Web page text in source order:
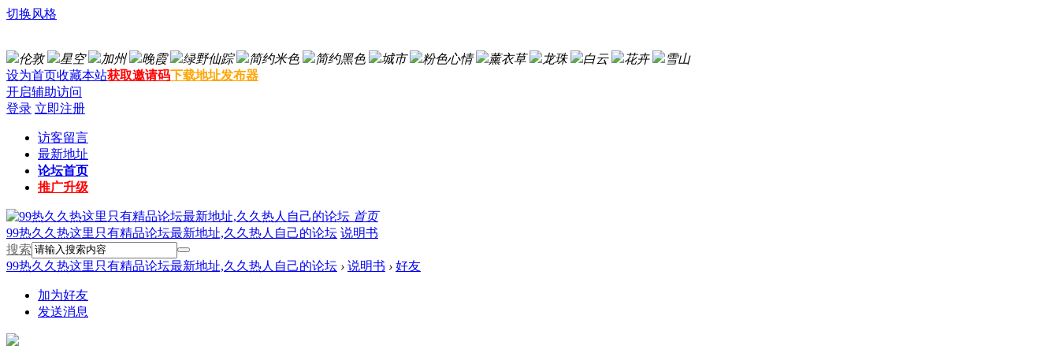
切换风格
伦敦 星空 加州 晚霞 绿野仙踪 简约米色 简约黑色 城市 粉色心情 薰衣草 龙珠 白云 花卉
雪山
设为首页收藏本站获取邀请码下载地址发布器
开启辅助访问
登录 立即注册
访客留言
最新地址
论坛首页
推广升级
首页
99热久久热这里只有精品论坛最新地址,久久热人自己的论坛 说明书
搜索
99热久久热这里只有精品论坛最新地址,久久热人自己的论坛 › 说明书 › 好友
加为好友
发送消息